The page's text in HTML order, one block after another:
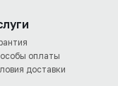
оплаты
доставки